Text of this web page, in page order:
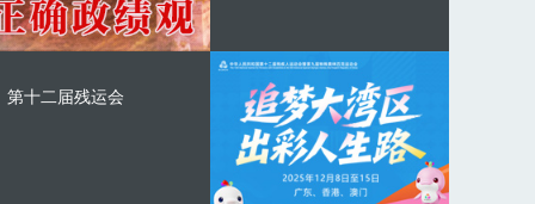
第十二届残运会